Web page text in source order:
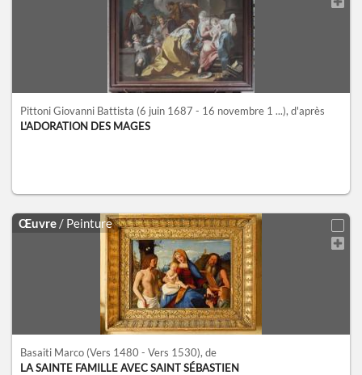
Pittoni Giovanni Battista (6 juin 1687 - 16 novembre 1 ...), d'après
L'ADORATION DES MAGES
Œuvre / Peinture
Basaiti Marco (Vers 1480 - Vers 1530), de
LA SAINTE FAMILLE AVEC SAINT SÉBASTIEN